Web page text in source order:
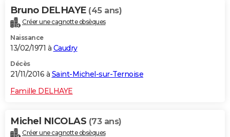
Bruno DELHAYE (45 ans)
Créer une cagnotte obsèques
Naissance
13/02/1971 à Caudry
Décès
21/11/2016 à Saint-Michel-sur-Ternoise
Famille DELHAYE
Michel NICOLAS (73 ans)
Créer une cagnotte obsèques